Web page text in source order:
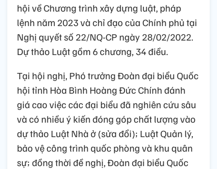
hội về Chương trình xây dựng luật, pháp
lệnh năm 2023 và chỉ đạo của Chính phủ tại
Nghị quyết số 22/NQ-CP ngày 28/02/2022.
Dự thảo Luật gồm 6 chương, 34 điều.
Tại hội nghị, Phó trưởng Đoàn đại biểu Quốc
hội tỉnh Hòa Bình Hoàng Đức Chính đánh
giá cao việc các đại biểu đã nghiên cứu sâu
và có nhiều ý kiến đóng góp chất lượng vào
dự thảo Luật Nhà ở (sửa đổi); Luật Quản lý,
bảo vệ công trình quốc phòng và khu quân
sự; đồng thời đề nghị, Đoàn đại biểu Quốc